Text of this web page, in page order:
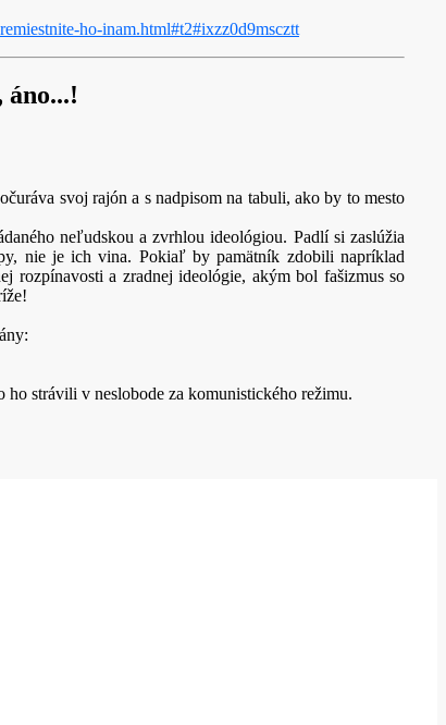
ho-inam.html#t2#ixzz0d9mscztt
áno...!
svoj rajón a s nadpisom na tabuli, ako by to mesto
neľudskou a zvrhlou ideológiou. Padlí si zaslúžia
nie je ich vina. Pokiaľ by pamätník zdobili napríklad
rozpínavosti a zradnej ideológie, akým bol fašizmus so
strávili v neslobode za komunistického režimu.